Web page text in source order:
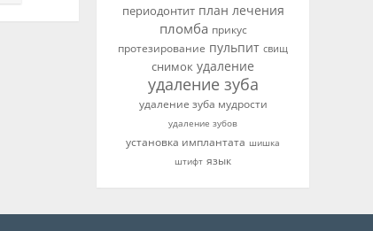
периодонтит план лечения
пломба прикус
протезирование пульпит свищ
снимок удаление
удаление зуба
удаление зуба мудрости
удаление зубов
установка имплантата шишка
штифт язык